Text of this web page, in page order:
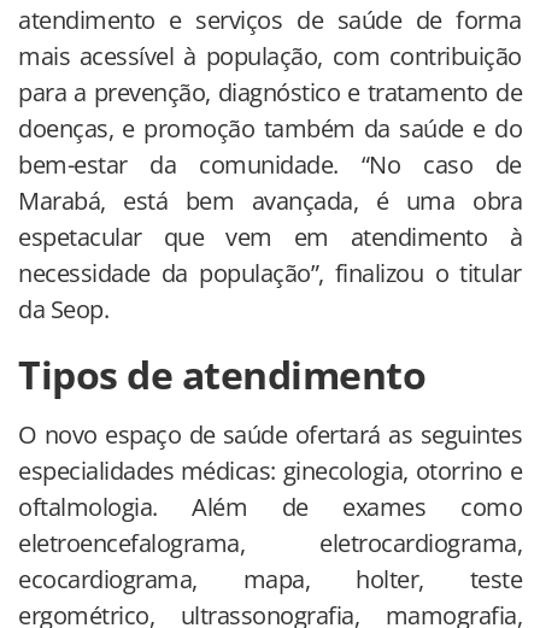
atendimento e serviços de saúde de forma
mais acessível à população, com contribuição
para a prevenção, diagnóstico e tratamento de
doenças, e promoção também da saúde e do
bem-estar da comunidade. “No caso de
Marabá, está bem avançada, é uma obra
espetacular que vem em atendimento à
necessidade da população”, finalizou o titular
da Seop.
Tipos de atendimento
O novo espaço de saúde ofertará as seguintes
especialidades médicas: ginecologia, otorrino e
oftalmologia. Além de exames como
eletroencefalograma, eletrocardiograma,
ecocardiograma, mapa, holter, teste
ergométrico, ultrassonografia, mamografia,